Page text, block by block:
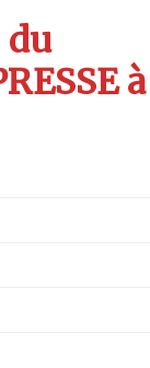
du
à